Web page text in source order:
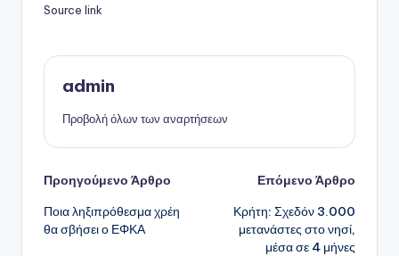
Source link
admin
Προβολή όλων των αναρτήσεων
Πλοήγηση
δημοσιεύσεων
Προηγούμενο Άρθρο
Ποια ληξιπρόθεσμα χρέη
θα σβήσει ο ΕΦΚΑ
Επόμενο Άρθρο
Κρήτη: Σχεδόν 3.000
μετανάστες στο νησί,
μέσα σε 4 μήνες